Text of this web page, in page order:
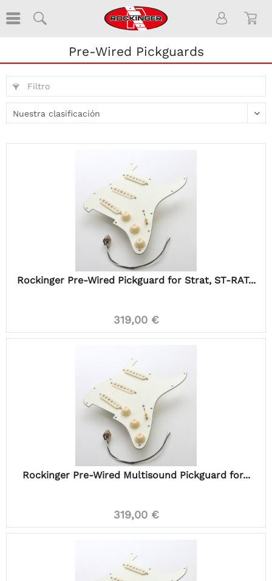
Pre-Wired Pickguards
Filtro
Rockinger Pre-Wired Pickguard for Strat, ST-RAT...
319,00 €
Rockinger Pre-Wired Multisound Pickguard for...
319,00 €